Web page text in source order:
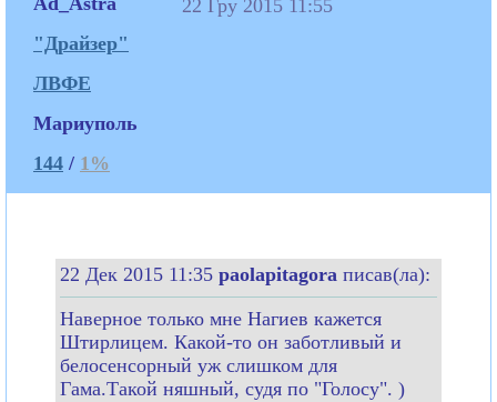
"Драйзер"
ЛВФЕ
Мариуполь
144 / 1%
22 Гру 2015 11:55
22 Дек 2015 11:35 paolapitagora писав(ла):
Наверное только мне Нагиев кажется
Штирлицем. Какой-то он заботливый и
белосенсорный уж слишком для
Гама.Такой няшный, судя по "Голосу". )